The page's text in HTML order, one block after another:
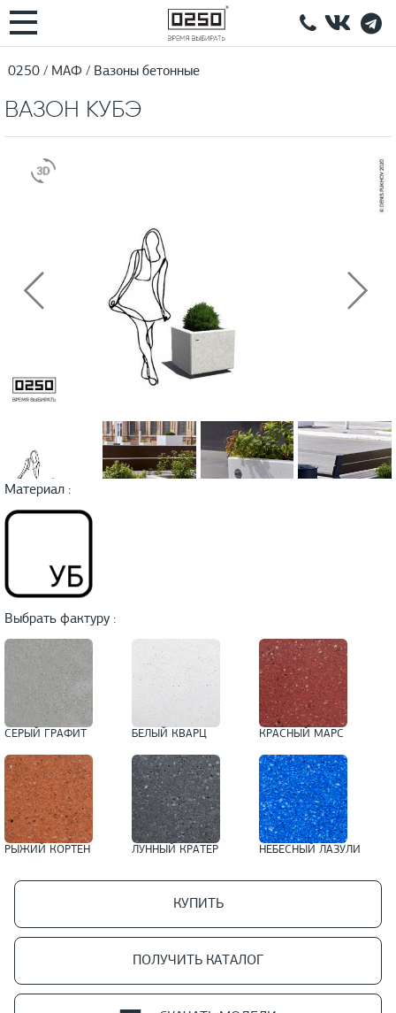
0250 МАФ Вазоны бетонные
ВАЗОН КУБЭ
Материал :
Выбрать фактуру :
СЕРЫЙ ГРАФИТ БЕЛЫЙ КВАРЦ КРАСНЫЙ МАРС
РЫЖИЙ КОРТЕН ЛУННЫЙ КРАТЕР НЕБЕСНЫЙ ЛАЗУЛИ
КУПИТЬ
ПОЛУЧИТЬ КАТАЛОГ